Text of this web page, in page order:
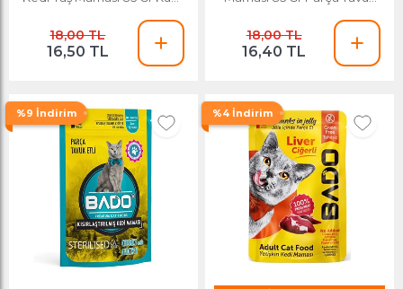
18,00 TL
16,50 TL
18,00 TL
16,40 TL
%9 İndirim %4 İndirim